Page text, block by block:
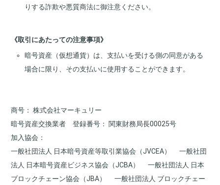
りする詐欺や悪質商法に御注意ください。
《取引にあたっての注意事項》
暗号資産（仮想通貨）は、支払いを受ける側の同意がある
場合に限り、その支払いに使用することができます。
商号
株式会社マーキュリー
暗号資産交換業者 登録番号
関東財務局長00025号
加入協会
一般社団法人 日本暗号資産等取引業協会（JVCEA）
一般社団
法人 日本暗号資産ビジネス協会（JCBA）
一般社団法人 日本
ブロックチェーン協会（JBA）
一般社団法人 ブロックチェー